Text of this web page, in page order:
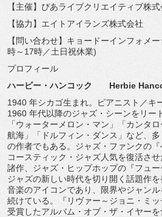
【主催】ぴあライブクリエイティブ株
【協力】エイトアイランズ株式会社
【問い合わせ】キョードーインフォ
時～17時／土日祝休業)
プロフィール
ハービー・ハンコック Herbie
1940 年シカゴ生まれ。ピアニスト／キ
1960 年代以降のジャズ・シーンをリー
「ウォーターメロン・マン」「カンタ
航海」「ドルフィン・ダンス」など、多
の作者でもある。ジャズ・ファンクの『
コースティック・ジャズ人気を復活させ
諸作、ジャズ・ヒップホップの『フュー
ジャズの新しい時代を切り開く話題作を
音楽のアイコンであり、
限界やジャン
続けている。『 リヴァー～ジョニ・ミ
受賞したアルバム・オブ・ザ・イヤー